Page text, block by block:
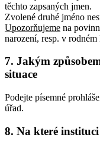
těchto zapsaných jmen.
Zvolené druhé jméno
Upozorňujeme na
narození, resp. v rodném
7. Jakým
situace
Podejte písemné
úřad.
8. Na které